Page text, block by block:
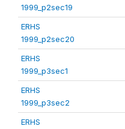
1999_p2sec19
ERHS
1999_p2sec20
ERHS
1999_p3sec1
ERHS
1999_p3sec2
ERHS